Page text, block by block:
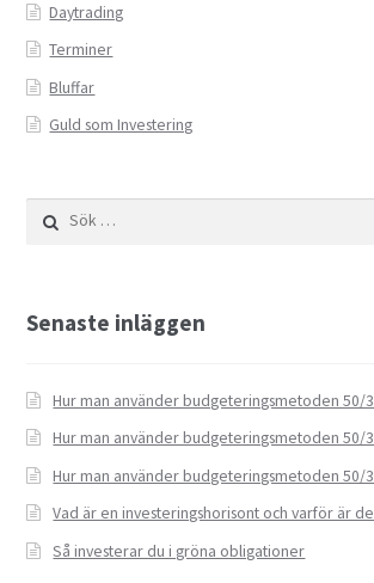
Daytrading
Terminer
Bluffar
Guld som Investering
efter:
Senaste inläggen
Hur man använder budgeteringsmetoden 50/
Hur man använder budgeteringsmetoden 50/
Hur man använder budgeteringsmetoden 50/
Vad är en investeringshorisont och varför är
Så investerar du i gröna obligationer